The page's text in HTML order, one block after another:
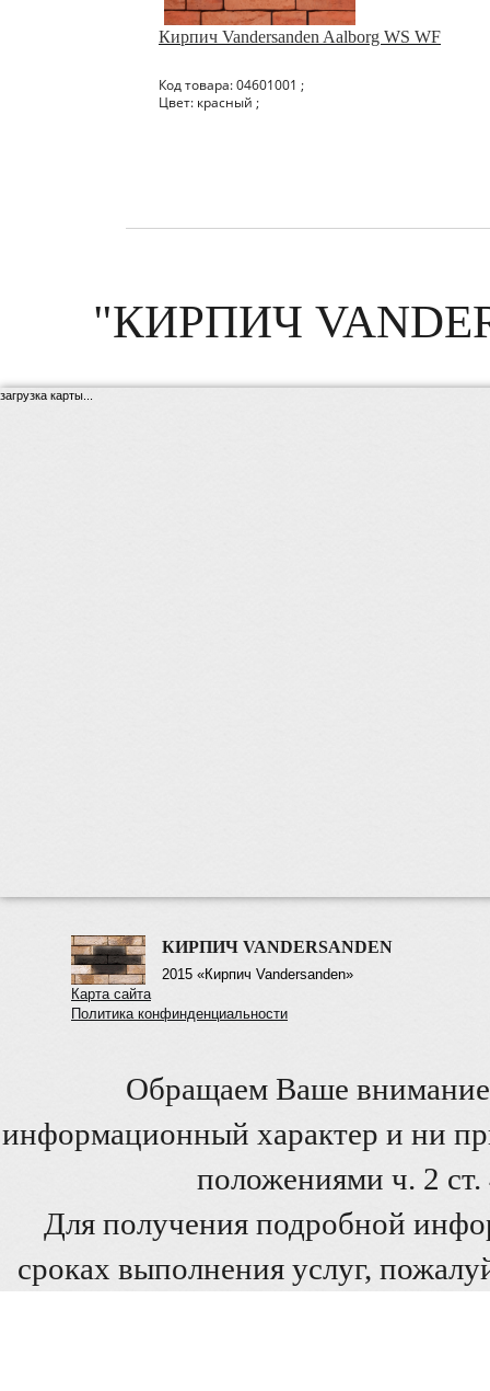
Кирпич Vandersanden Aalborg WS WF
Код товара: 04601001 ;
Цвет: красный ;
"КИРПИЧ
загрузка карты...
КИРПИЧ VANDERSANDEN
2015 «Кирпич Vandersanden»
Карта сайта
Политика конфинденциальности
Обращаем Ваше внимание
информационный характер и ни
положениями ч. 2
Для получения подробной
сроках выполнения услуг,